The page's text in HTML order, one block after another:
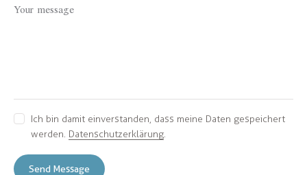
Ich bin damit einverstanden, dass meine Daten gespeichert
werden. Datenschutzerklärung.
Send Message